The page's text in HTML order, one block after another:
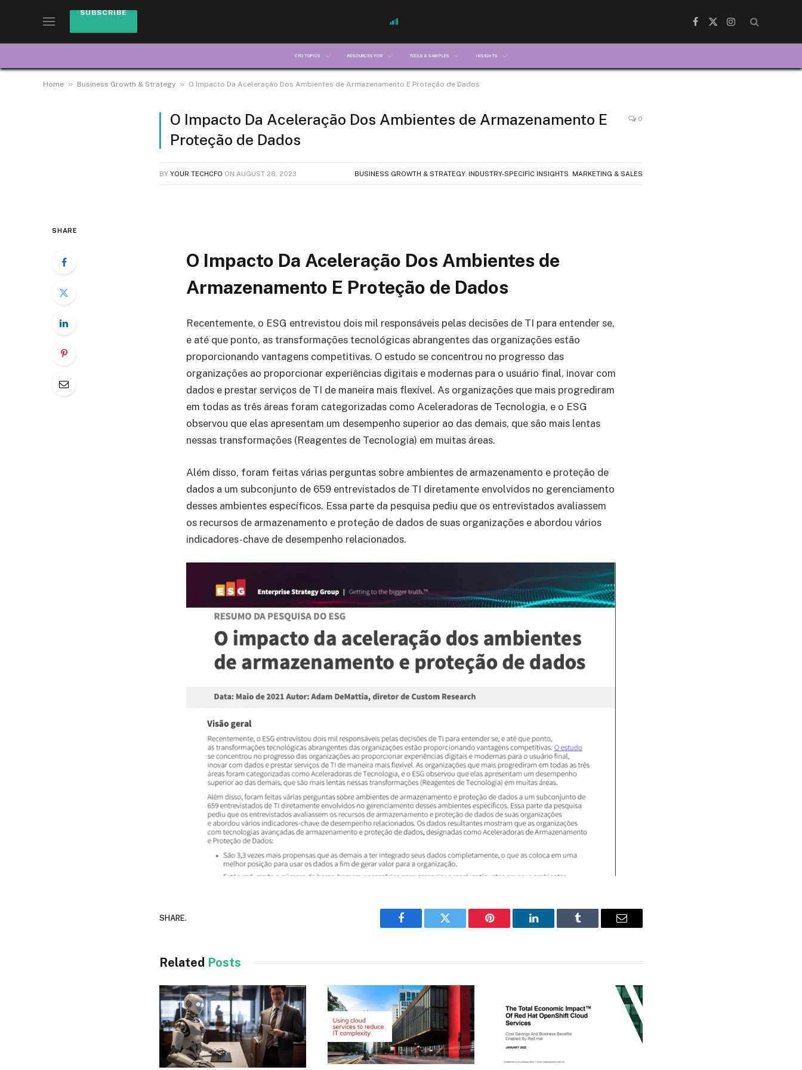
SUBSCRIBE
Facebook
X
Instagram
CFO TOPICS RESOURCES FOR TOOLS & SAMPLES INSIGHTS
Home » Business Growth & Strategy » O Impacto Da Aceleração Dos Ambientes de Armazenamento E Proteção de Dados
O Impacto Da Aceleração Dos Ambientes de Armazenamento E
Proteção de Dados
0
BY YOUR TECHCFO ON AUGUST 28, 2023 BUSINESS GROWTH & STRATEGY, INDUSTRY-SPECIFIC INSIGHTS MARKETING & SALES
SHARE
O Impacto Da Aceleração Dos Ambientes de
Armazenamento E Proteção de Dados
Recentemente, o ESG entrevistou dois mil responsáveis pelas decisões de TI para entender se,
e até que ponto, as transformações tecnológicas abrangentes das organizações estão
proporcionando vantagens competitivas. O estudo se concentrou no progresso das
organizações ao proporcionar experiências digitais e modernas para o usuário final, inovar com
dados e prestar serviços de TI de maneira mais flexível. As organizações que mais progrediram
em todas as três áreas foram categorizadas como Aceleradoras de Tecnologia, e o ESG
observou que elas apresentam um desempenho superior ao das demais, que são mais lentas
nessas transformações (Reagentes de Tecnologia) em muitas áreas.
Além disso, foram feitas várias perguntas sobre ambientes de armazenamento e proteção de
dados a um subconjunto de 659 entrevistados de TI diretamente envolvidos no gerenciamento
desses ambientes específicos. Essa parte da pesquisa pediu que os entrevistados avaliassem
os recursos de armazenamento e proteção de dados de suas organizações e abordou vários
indicadores-chave de desempenho relacionados.
SHARE.
Facebook Twitter Pinterest LinkedIn Tumblr Email
Related Posts